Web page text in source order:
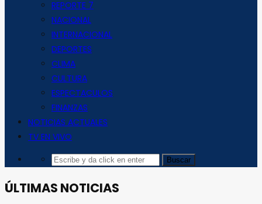
REPORTE 7
NACIONAL
INTERNACIONAL
DEPORTES
CLIMA
CULTURA
ESPECTACULOS
FINANZAS
NOTICIAS ACTUALES
TV EN VIVO
ÚLTIMAS NOTICIAS